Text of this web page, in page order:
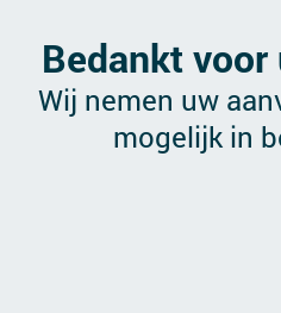
Wat is CRM?
CRM vacatures
Bedankt voor
Wij nemen uw
mogelijk in